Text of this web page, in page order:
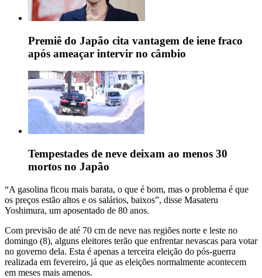
Premiê do Japão cita vantagem de iene fraco
após ameaçar intervir no câmbio
Tempestades de neve deixam ao menos 30
mortos no Japão
“A gasolina ficou mais barata, o que é bom, mas o problema é que
os preços estão altos e os salários, baixos”, disse Masateru
Yoshimura, um aposentado de 80 anos.
Com previsão de até 70 cm de neve nas regiões norte e leste no
domingo (8), alguns eleitores terão que enfrentar nevascas para votar
no governo dela. Esta é apenas a terceira eleição do pós-guerra
realizada em fevereiro, já que as eleições normalmente acontecem
em meses mais amenos.